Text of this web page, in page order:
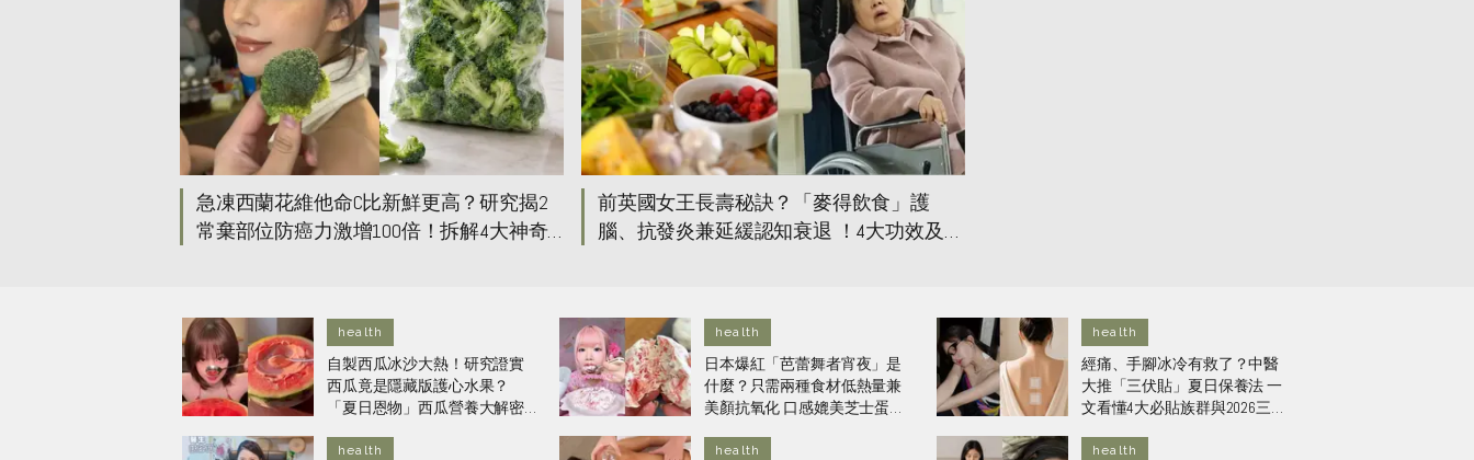
急凍西蘭花維他命C比新鮮更高？研究揭2
常棄部位防癌力激增100倍！拆解4大神奇
前英國女王長壽秘訣？「麥得飲食」護
腦、抗發炎兼延緩認知衰退 ！4大功效及女
health
自製西瓜冰沙大熱！研究證實
西瓜竟是隱藏版護心水果？
「夏日恩物」西瓜營養大解密
health
日本爆紅「芭蕾舞者宵夜」是
什麼？只需兩種食材低熱量兼
美顏抗氧化 口感媲美芝士蛋
health
經痛、手腳冰冷有救了？中醫
大推「三伏貼」夏日保養法 一
文看懂4大必貼族群與2026三伏
health health health